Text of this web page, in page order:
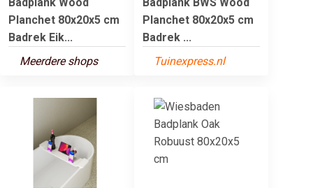
Planchet 80x20x5 cm
Badrek Eik...
Meerdere shops
Planchet 80x20x5 cm
Badrek ...
Tuinexpress.nl